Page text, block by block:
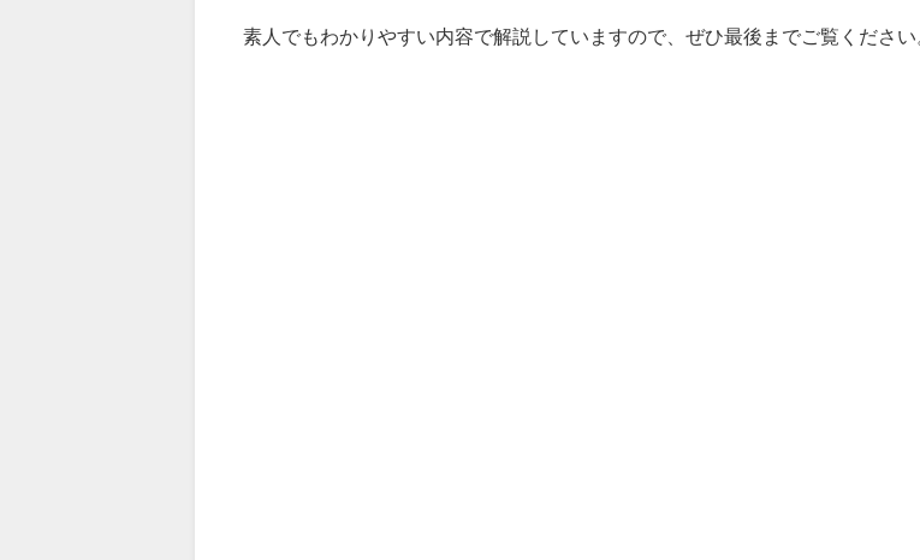
素人でもわかりやすい内容で解説していますので、ぜひ最後までご覧ください